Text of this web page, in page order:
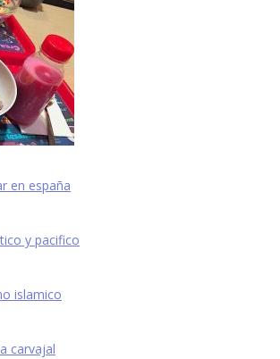
en españa
y pacifico
islamico
carvajal